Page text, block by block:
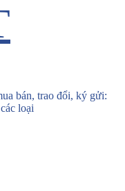
bán, trao đổi, ký gửi:
loại